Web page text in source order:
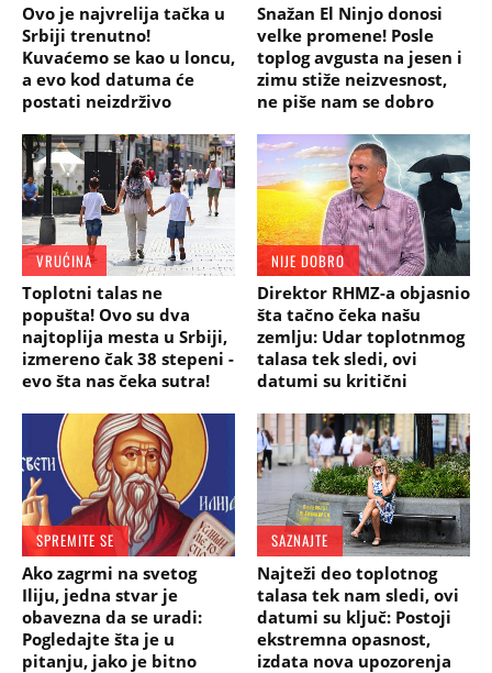
Ovo je najvrelija tačka u
Srbiji trenutno!
Kuvaćemo se kao u loncu,
a evo kod datuma će
postati neizdrživo
Snažan El Ninjo donosi
velke promene! Posle
toplog avgusta na jesen i
zimu stiže neizvesnost,
ne piše nam se dobro
VRUĆINA
Toplotni talas ne
popušta! Ovo su dva
najtoplija mesta u Srbiji,
izmereno čak 38 stepeni -
evo šta nas čeka sutra!
NIJE DOBRO
Direktor RHMZ-a objasnio
šta tačno čeka našu
zemlju: Udar toplotnmog
talasa tek sledi, ovi
datumi su kritični
SPREMITE SE
Ako zagrmi na svetog
Iliju, jedna stvar je
obavezna da se uradi:
Pogledajte šta je u
pitanju, jako je bitno
SAZNAJTE
Najteži deo toplotnog
talasa tek nam sledi, ovi
datumi su ključ: Postoji
ekstremna opasnost,
izdata nova upozorenja